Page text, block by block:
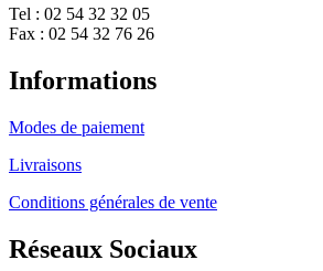
Tel : 02 54 32 32 05
Fax : 02 54 32 76 26
Informations
Modes de paiement
Livraisons
Conditions générales de vente
Réseaux Sociaux